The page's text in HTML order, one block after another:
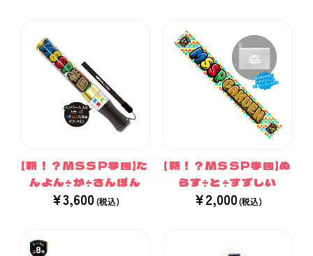
【新！？MSSP学園】た
んよん÷が÷さんぼん
¥3,600
【新！？MSSP学園】ぬ
らす÷と÷すずしい
¥2,000